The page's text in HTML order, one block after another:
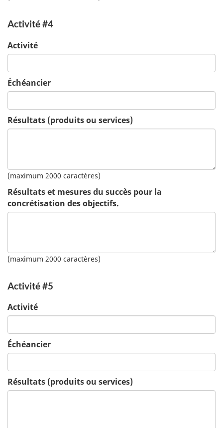
Activité #4
Activité
Échéancier
Résultats (produits ou services)
(maximum 2000 caractères)
Résultats et mesures du succès pour la
concrétisation des objectifs.
(maximum 2000 caractères)
Activité #5
Activité
Échéancier
Résultats (produits ou services)